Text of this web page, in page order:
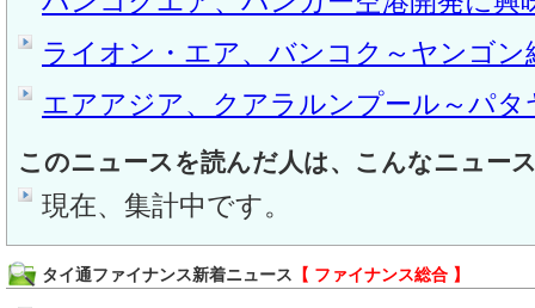
ライオン・エア、バンコク～ヤンゴン
エアアジア、クアラルンプール～パタ
このニュースを読んだ人は、こんなニュー
現在、集計中です。
タイ通ファイナンス新着ニュース 【 ファイナンス総合 】